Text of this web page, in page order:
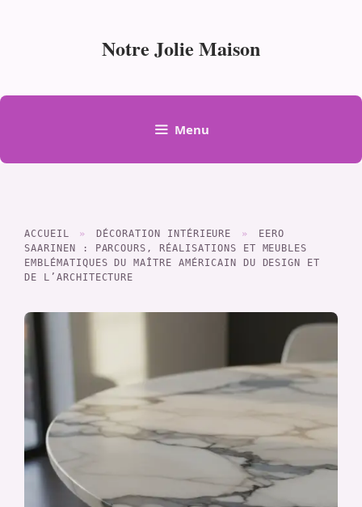
Notre Jolie Maison
Menu
ACCUEIL » DÉCORATION INTÉRIEURE »
EERO
SAARINEN : PARCOURS, RÉALISATIONS ET MEUBLES
EMBLÉMATIQUES DU MAÎTRE AMÉRICAIN DU DESIGN ET
DE L’ARCHITECTURE